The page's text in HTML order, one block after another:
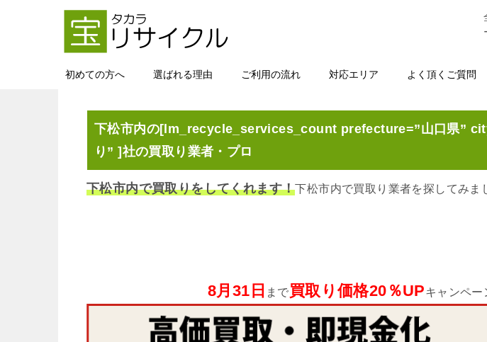
初めての方へ 選ばれる理由 ご利用の流れ 対応エリア よく頂くご質問
下松市内の[lm_recycle_services_count prefecture=”山口県”
り” ]社の買取り業者・プロ
下松市内で買取りをしてくれます！下松市内で買取り業者を探してみま
8月31日 まで買取り価格20％UPキャンペー